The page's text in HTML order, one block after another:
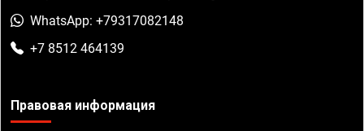
WhatsApp: +79317082148
+7 8512 464139
Правовая информация